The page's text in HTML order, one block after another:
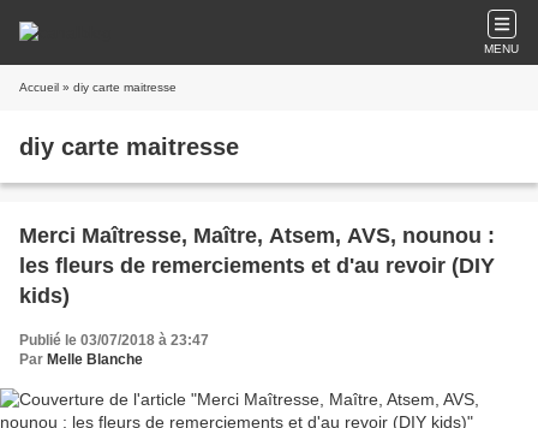
MENU
Accueil » diy carte maitresse
diy carte maitresse
Merci Maîtresse, Maître, Atsem, AVS, nounou :
les fleurs de remerciements et d'au revoir (DIY
kids)
Publié le 03/07/2018 à 23:47
Par Melle Blanche